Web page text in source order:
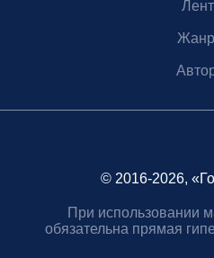
© 2016-2026,
При использовании
обязательна прямая